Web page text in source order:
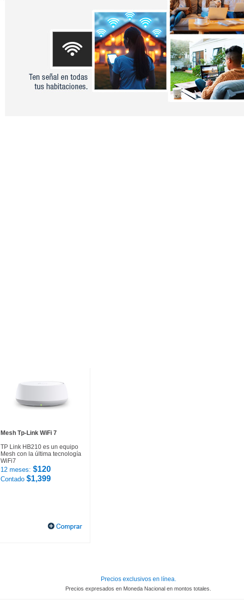
Mesh Tp-Link WiFi 7
TP Link HB210 es un equipo
Mesh con la última tecnología
WiFi7
12 meses: $120
Contado $1,399
Precios exclusivos en línea.
Precios expresados en Moneda Nacional en montos totales.